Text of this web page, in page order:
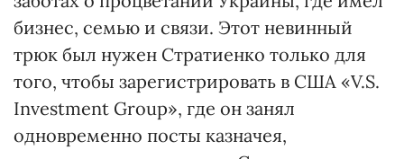
бизнес, семью и связи. Этот невинный
трюк был нужен Стратиенко только для
того, чтобы зарегистрировать в США «V.S.
Investment Group», где он занял
одновременно посты казначея,